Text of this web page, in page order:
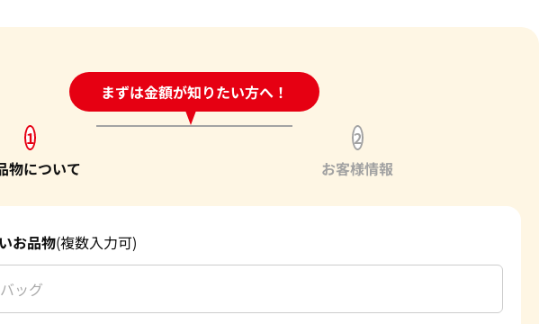
まずは金額が知りたい方へ！
24時間受付中!問い合わせフォーム
1
物について
2
お客様情報
お品物(複数入力可)